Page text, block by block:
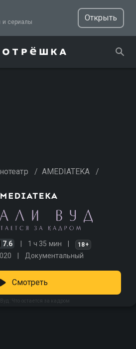
ТВ, фильмы и сериалы
Открыть
/ AMEDIATEKA /
7.6 1 ч 35 мин 18+
Документальный
Что остается за кадром
Смотреть